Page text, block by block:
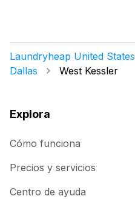
Laundryheap United States
Dallas
West Kessler
Explora
Cómo funciona
Precios y servicios
Centro de ayuda